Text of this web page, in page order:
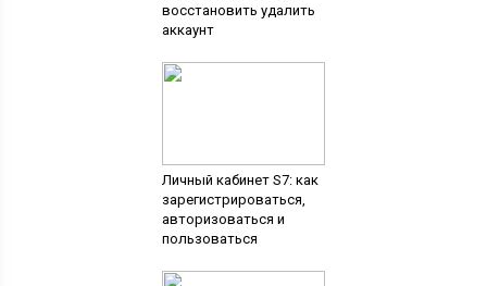
восстановить удалить
аккаунт
Личный кабинет S7: как
зарегистрироваться,
авторизоваться и
пользоваться